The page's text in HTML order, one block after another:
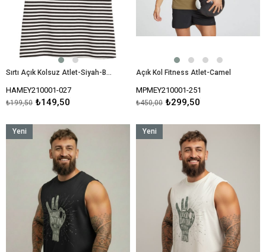
Sırtı Açık Kolsuz Atlet-Siyah-Beyaz
HAMEY210001-027
₺149,50
₺199,50
Açık Kol Fitness Atlet-Camel
MPMEY210001-251
₺299,50
₺450,00
Yeni
Yeni